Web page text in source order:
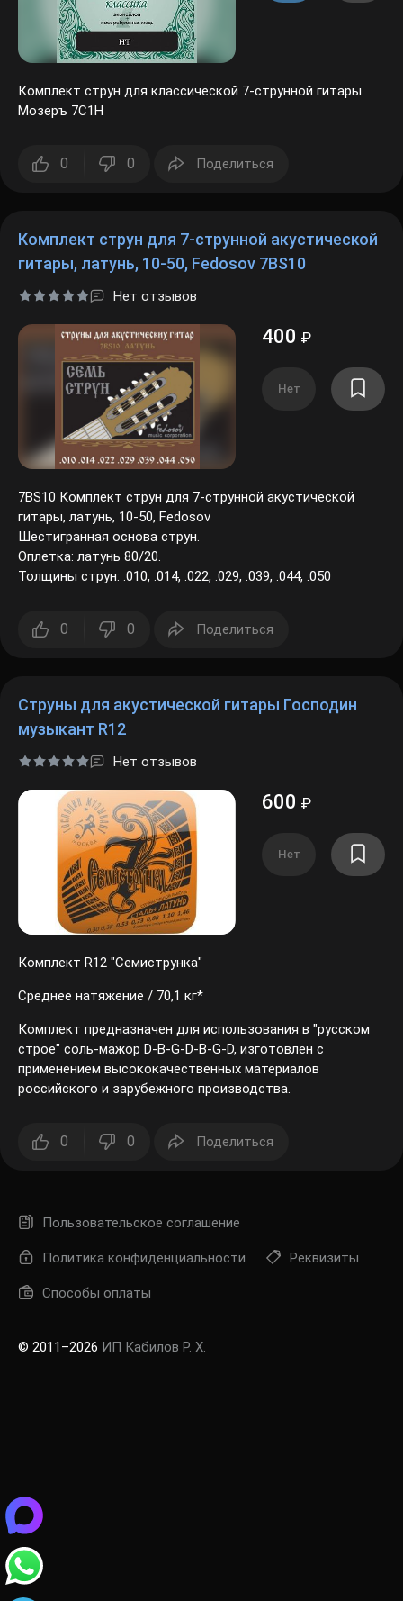
Комплект струн для классической 7-струнной гитары
Мозеръ 7C1H
0 0 Поделиться
Комплект струн для 7-струнной акустической
гитары, латунь, 10-50, Fedosov 7BS10
Нет отзывов
400 ₽
Нет
7BS10 Комплект струн для 7-струнной акустической
гитары, латунь, 10-50, Fedosov
Шестигранная основа струн.
Оплетка: латунь 80/20.
Толщины струн: .010, .014, .022, .029, .039, .044, .050
0 0 Поделиться
Струны для акустической гитары Господин
музыкант R12
Нет отзывов
600 ₽
Нет
Комплект R12 "Семиструнка"
Среднее натяжение / 70,1 кг*
Комплект предназначен для использования в "русском
строе" соль-мажор D-B-G-D-B-G-D, изготовлен с
применением высококачественных материалов
российского и зарубежного производства.
0 0 Поделиться
Пользовательское соглашение
Политика конфиденциальности Реквизиты
Способы оплаты
© 2011–2026 ИП Кабилов Р. Х.